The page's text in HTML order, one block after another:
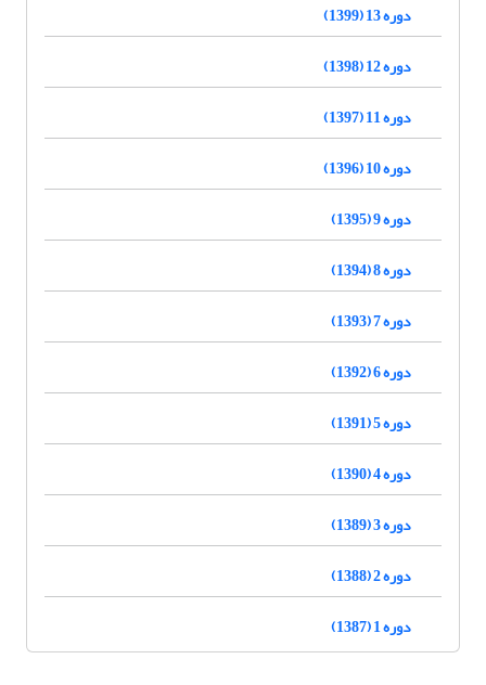
دوره 13 (1399)
دوره 12 (1398)
دوره 11 (1397)
دوره 10 (1396)
دوره 9 (1395)
دوره 8 (1394)
دوره 7 (1393)
دوره 6 (1392)
دوره 5 (1391)
دوره 4 (1390)
دوره 3 (1389)
دوره 2 (1388)
دوره 1 (1387)